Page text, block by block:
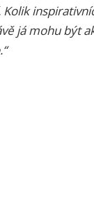
já mohu být